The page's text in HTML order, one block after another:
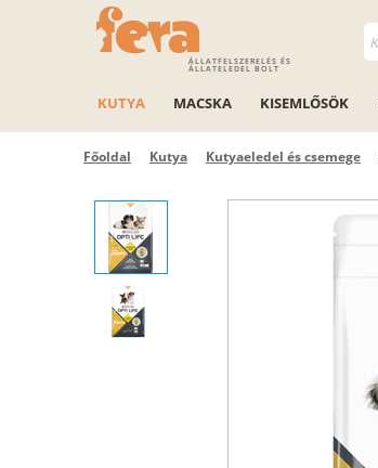
ÁLLATFELSZERELÉS ÉS
ÁLLATELEDEL BOLT
KUTYA MACSKA KISEMLŐSÖK
Főoldal Kutya Kutyaeledel és csemege